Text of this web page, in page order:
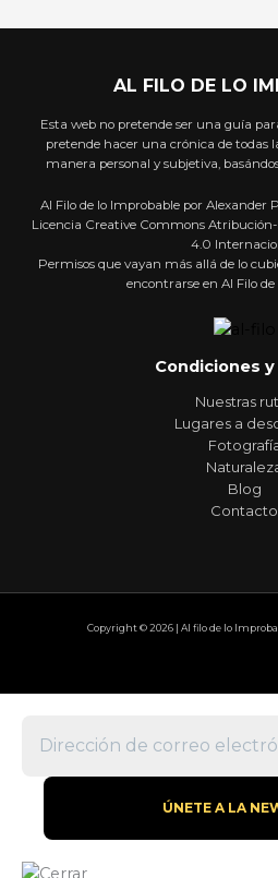
AL FILO DE LO
Esta web no pretende ser una guía
pretende hacer una crónica de todas
manera personal y subjetiva,
Al Filo de lo Improbable por Alexander
Licencia Creative Commons
4.0
Permisos que vayan más allá de lo
encontrarse en Al Filo
Condiciones
Nuestras
Lugares a
Blog
Contacto
Copyright © 2026 | Al filo de lo